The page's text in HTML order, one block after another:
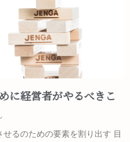
に経営者がやるべきこ
るのための要素を割り出す 目